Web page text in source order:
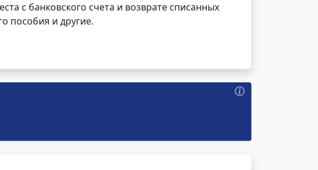
с банковского счета и возврате списанных
пособия и другие.